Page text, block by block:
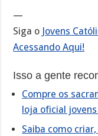
—
Siga o Jovens
Acessando Aqui!
Isso a gente
Compre os
loja oficial
Saiba como